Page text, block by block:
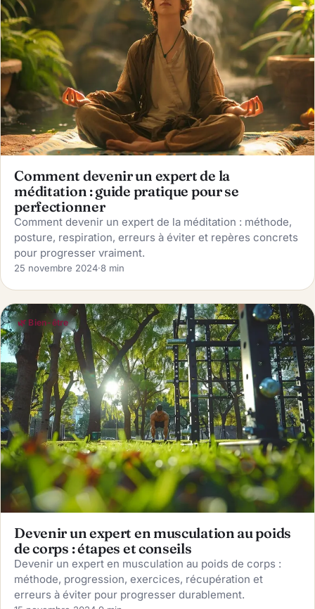
Comment devenir un expert de la
méditation : guide pratique pour se
perfectionner
Comment devenir un expert de la méditation : méthode,
posture, respiration, erreurs à éviter et repères concrets
pour progresser vraiment.
25 novembre 2024·8 min
🌿 Bien-être
Devenir un expert en musculation au poids
de corps : étapes et conseils
Devenir un expert en musculation au poids de corps :
méthode, progression, exercices, récupération et
erreurs à éviter pour progresser durablement.